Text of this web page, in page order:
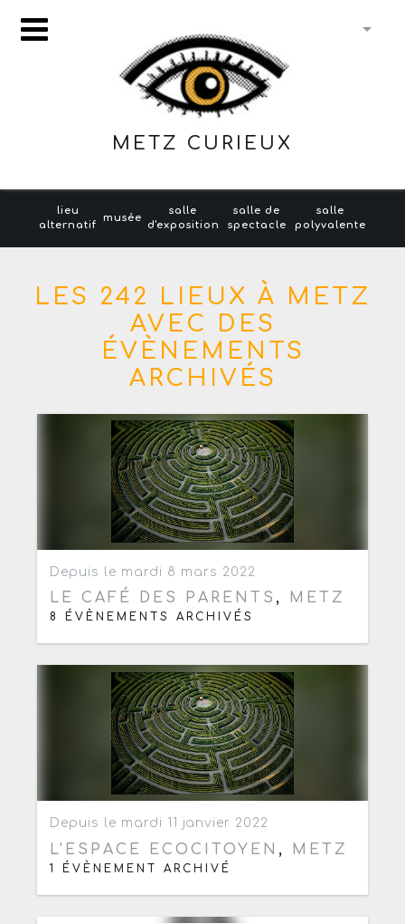
METZ CURIEUX
lieu
alternatif
musée
salle
d'exposition
salle de
spectacle
salle
polyvalente
LES 242 LIEUX À METZ
AVEC DES
ÉVÈNEMENTS
ARCHIVÉS
Depuis le mardi 8 mars 2022
LE CAFÉ DES PARENTS , METZ
8 ÉVÈNEMENTS ARCHIVÉS
Depuis le mardi 11 janvier 2022
L'ESPACE ECOCITOYEN , METZ
1 ÉVÈNEMENT ARCHIVÉ